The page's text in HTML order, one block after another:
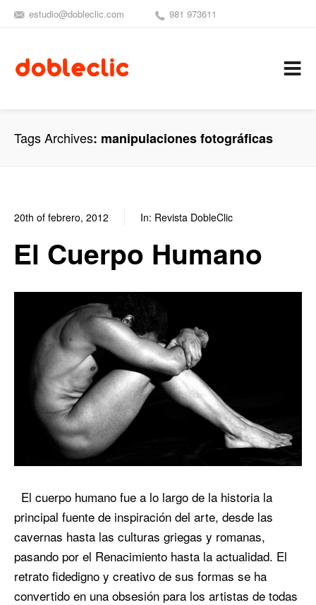
estudio@dobleclic.com 981 973611
Tags Archives manipulaciones fotográficas
20th of febrero, 2012 In: Revista DobleClic
El Cuerpo Humano
El cuerpo humano fue a lo largo de la historia la
principal fuente de inspiración del arte, desde las
cavernas hasta las culturas griegas y romanas,
pasando por el Renacimiento hasta la actualidad. El
retrato fidedigno y creativo de sus formas se ha
convertido en una obsesión para los artistas de todas